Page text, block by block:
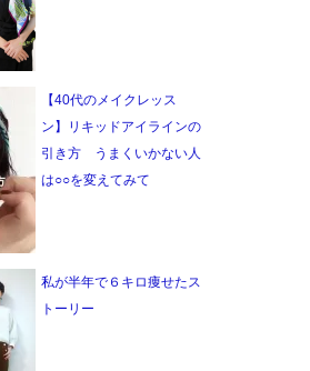
【40代のメイクレッス
ン】リキッドアイラインの
引き方 うまくいかない人
は○○を変えてみて
私が半年で６キロ痩せたス
トーリー